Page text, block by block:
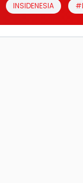
INSIDENESIA